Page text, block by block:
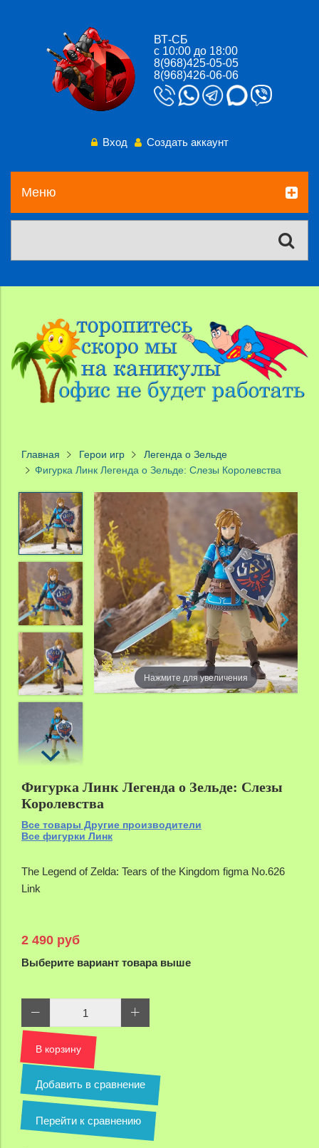
ВТ-СБ
с 10:00 до 18:00
8(968)425-05-05
8(968)426-06-06
Вход Создать аккаунт
Меню
Главная Герои игр
Легенда о Зельде
Фигурка Линк Легенда о Зельде: Слезы Королевства
Нажмите для увеличения
Фигурка Линк Легенда о Зельде: Слезы
Королевства
Все товары Другие производители
Все фигурки Линк
The Legend of Zelda: Tears of the Kingdom figma No.626
Link
2 490 руб
Выберите вариант товара выше
В корзину
Добавить в сравнение
Перейти к сравнению